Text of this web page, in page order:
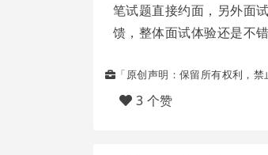
笔试题直接约面，另外面
馈，整体面试体验还是不
「原创声明：保留所有权利，禁
3 个赞